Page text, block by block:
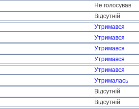
Не голосував
Відсутній
Утримався
Утримався
Утримався
Утримався
Утримався
Утрималась
Відсутній
Відсутній